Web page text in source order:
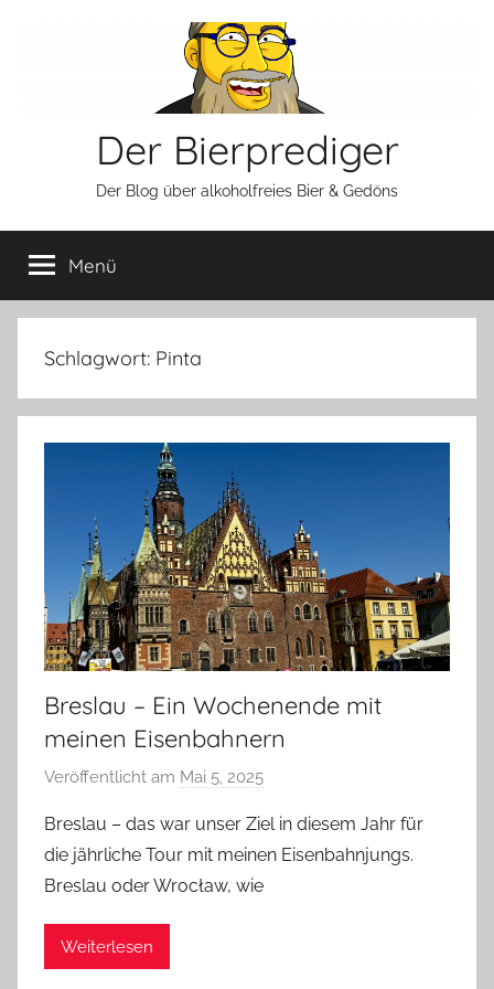
Der Bierprediger
Der Blog über alkoholfreies Bier & Gedöns
Menü
Schlagwort: Pinta
Breslau – Ein Wochenende mit
meinen Eisenbahnern
Veröffentlicht am Mai 5, 2025
n
b
Breslau – das war unser Ziel in diesem Jahr für
die jährliche Tour mit meinen Eisenbahnjungs.
Breslau oder Wrocław, wie
Weiterlesen